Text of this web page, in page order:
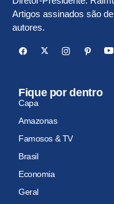
Artigos assinados são
autores.
Fique por dentro
Capa
Amazonas
Famosos & TV
Brasil
Economia
Geral